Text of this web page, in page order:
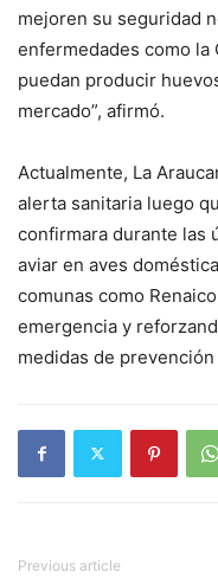
mejoren su seguridad
enfermedades como la
puedan producir
mercado”, afirmó.
Actualmente, La
alerta sanitaria luego
confirmara durante las
aviar en aves
comunas como
emergencia y
medidas de
Previous article